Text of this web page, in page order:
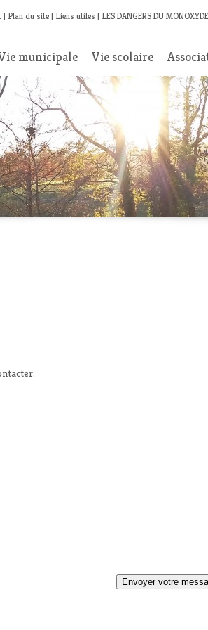
Plan du site Liens utiles LES DANGERS DU
municipale Vie scolaire